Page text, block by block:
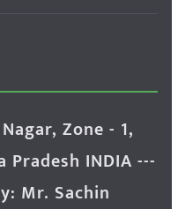
Zone - 1,
Pradesh INDIA ---
Mr. Sachin